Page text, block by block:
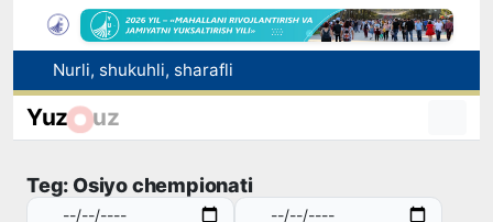
Nurli, shukuhli, sharafli
Avtomobil yo‘lari sohasidagi munosabatlar tartibga solindi
Ucell. O‘zbekistonda ketma-ket uchinchi yil eng tezkor mobil internet
Yuz uz
Teg: Osiyo chempionati